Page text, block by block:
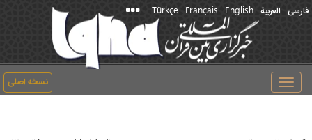
فارسی العربیة English
Français
Türkçe
نسخه اصلی
Toggle
navigation